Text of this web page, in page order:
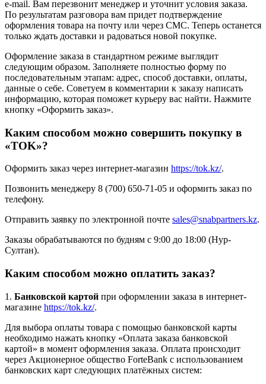
e-mail. Вам перезвонит менеджер и уточнит условия заказа.
По результатам разговора вам придет подтверждение
оформления товара на почту или через СМС. Теперь останется
только ждать доставки и радоваться новой покупке.
Оформление заказа в стандартном режиме выглядит
следующим образом. Заполняете полностью форму по
последовательным этапам: адрес, способ доставки, оплаты,
данные о себе. Советуем в комментарии к заказу написать
информацию, которая поможет курьеру вас найти. Нажмите
кнопку «Оформить заказ».
Каким способом можно совершить покупку в
«TOK»?
Оформить заказ через интернет-магазин https://tok.kz/.
Позвонить менеджеру 8 (700) 650-71-05 и оформить заказ по
телефону.
Отправить заявку по электронной почте sales@snabpartners.kz.
Заказы обрабатываются по будням с 9:00 до 18:00 (Нур-
Султан).
Каким способом можно оплатить заказ?
1. Банковской картой при оформлении заказа в интернет-
магазине https://tok.kz/.
Для выбора оплаты товара с помощью банковской карты
необходимо нажать кнопку «Оплата заказа банковской
картой» в момент оформления заказа. Оплата происходит
через Акционерное общество ForteBank с использованием
банковских карт следующих платёжных систем: